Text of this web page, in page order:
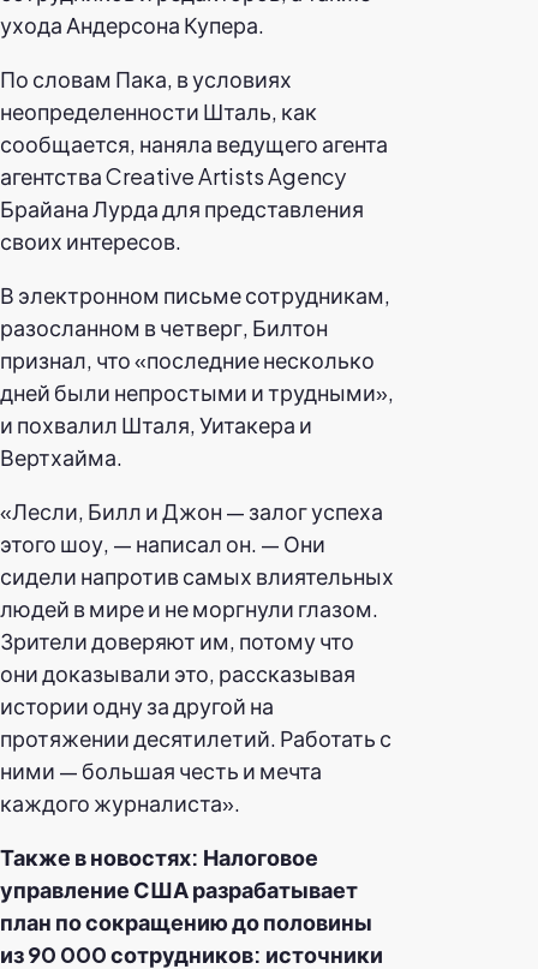
ухода Андерсона Купера.
По словам Пака, в условиях
неопределенности Шталь, как
сообщается, наняла ведущего агента
агентства Creative Artists Agency
Брайана Лурда для представления
своих интересов.
В электронном письме сотрудникам,
разосланном в четверг, Билтон
признал, что «последние несколько
дней были непростыми и трудными»,
и похвалил Шталя, Уитакера и
Вертхайма.
«Лесли, Билл и Джон — залог успеха
этого шоу, — написал он. — Они
сидели напротив самых влиятельных
людей в мире и не моргнули глазом.
Зрители доверяют им, потому что
они доказывали это, рассказывая
истории одну за другой на
протяжении десятилетий. Работать с
ними — большая честь и мечта
каждого журналиста».
Также в новостях: Налоговое
управление США разрабатывает
план по сокращению до половины
из 90 000 сотрудников: источники